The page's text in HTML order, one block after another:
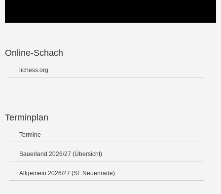
Online-Schach
lichess.org
Terminplan
Termine
Sauerland 2026/27 (Übersicht)
Allgemein 2026/27 (SF Neuenrade)